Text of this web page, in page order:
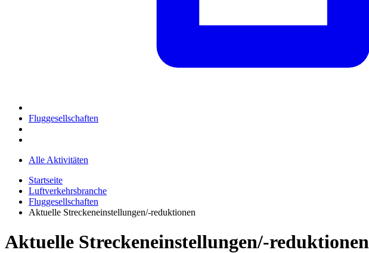
Fluggesellschaften
Alle Aktivitäten
Startseite
Luftverkehrsbranche
Fluggesellschaften
Aktuelle Streckeneinstellungen/-reduktionen
Aktuelle Streckeneinstellungen/-reduktionen